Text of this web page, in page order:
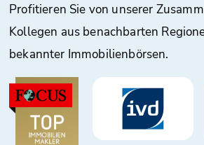
Profitieren Sie von unserer
Kollegen aus benachbarten
bekannter Immobilienbörsen.